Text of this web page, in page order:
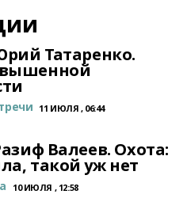
Татаренко.
11 ИЮЛЯ , 06:44
Валеев. Охота:
такой уж нет
10 ИЮЛЯ , 12:58